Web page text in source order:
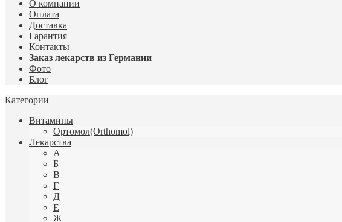
О компании
Оплата
Доставка
Гарантия
Контакты
Заказ лекарств из Германии
Фото
Блог
Категории
Витамины
Ортомол(Orthomol)
Лекарства
А
Б
В
Г
Д
Е
Ж